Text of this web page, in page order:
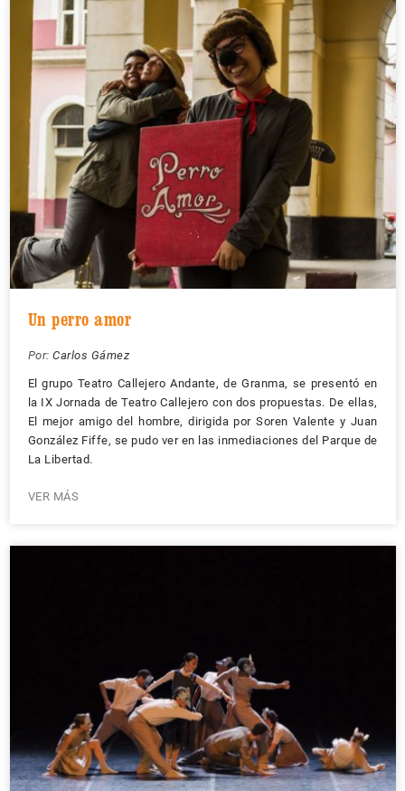
Un perro amor
Por: Carlos Gámez
El grupo Teatro Callejero Andante, de Granma, se presentó en
la IX Jornada de Teatro Callejero con dos propuestas. De ellas,
El mejor amigo del hombre, dirigida por Soren Valente y Juan
González Fiffe, se pudo ver en las inmediaciones del Parque de
La Libertad.
VER MÁS